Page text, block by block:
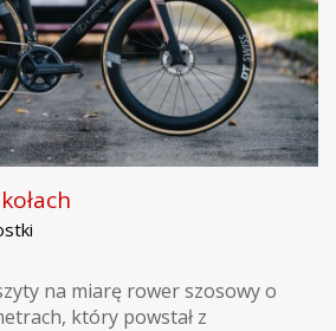
na miarę rower szosowy o
który powstał z